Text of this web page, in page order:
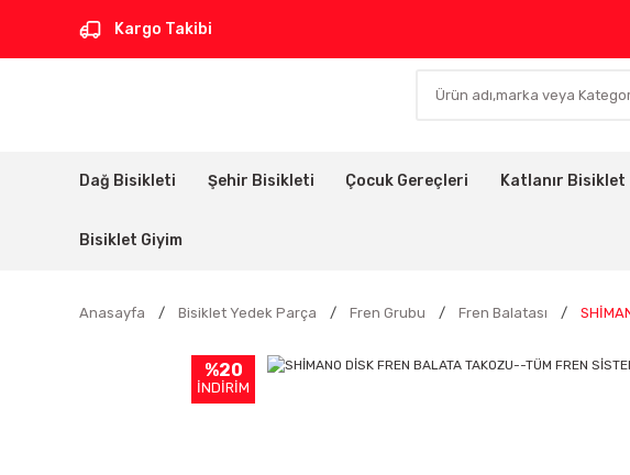
Kargo Takibi
Dağ Bisikleti Şehir Bisikleti Çocuk Gereçleri Katlanır Bisiklet
Bisiklet Giyim
Anasayfa Bisiklet Yedek Parça Fren Grubu Fren Balatası
%20
İNDİRİM